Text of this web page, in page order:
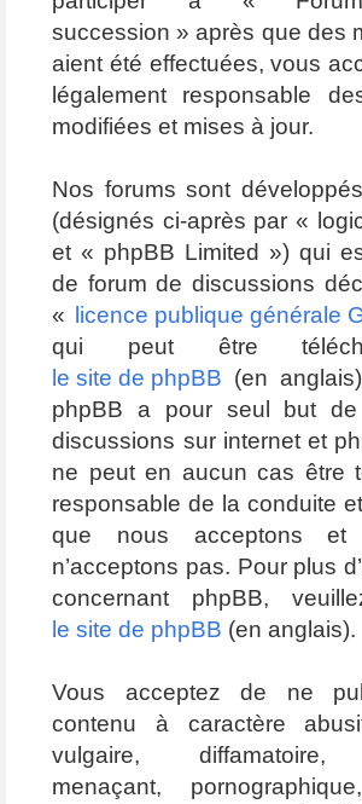
succession » après que des
aient été effectuées, vous
légalement responsable
modifiées et mises à jour.
Nos forums sont
(désignés ci-après par «
et « phpBB Limited ») qui
de forum de discussions
«
licence publique générale
qui peut être
le site de phpBB (en
phpBB a pour seul but de
discussions sur internet et
ne peut en aucun cas être
responsable de la conduite
que nous acceptons
n’acceptons pas. Pour plus
concernant phpBB,
le site de phpBB (en anglais).
Vous acceptez de ne
contenu à caractère
vulgaire, diffamatoire,
menaçant,